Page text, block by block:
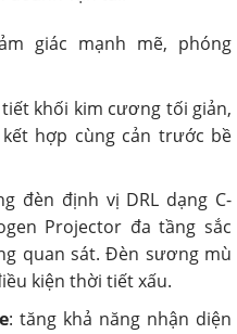
giác mạnh mẽ, phóng
khối kim cương tối giản,
hợp cùng cản trước bề
đèn định vị DRL dạng C-
Projector đa tầng sắc
quan sát. Đèn sương mù
kiện thời tiết xấu.
: tăng khả năng nhận diện